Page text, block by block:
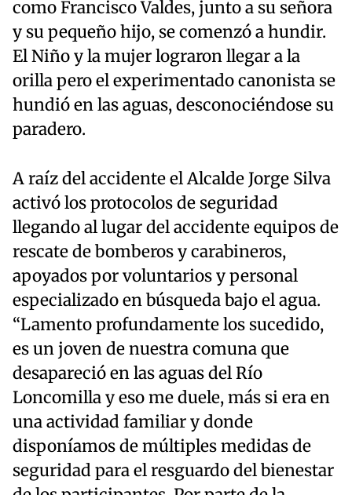
como Francisco Valdes, junto a su señora
y su pequeño hijo, se comenzó a hundir.
El Niño y la mujer lograron llegar a la
orilla pero el experimentado canonista se
hundió en las aguas, desconociéndose su
paradero.
A raíz del accidente el Alcalde Jorge Silva
activó los protocolos de seguridad
llegando al lugar del accidente equipos de
rescate de bomberos y carabineros,
apoyados por voluntarios y personal
especializado en búsqueda bajo el agua.
“Lamento profundamente los sucedido,
es un joven de nuestra comuna que
desapareció en las aguas del Río
Loncomilla y eso me duele, más si era en
una actividad familiar y donde
disponíamos de múltiples medidas de
seguridad para el resguardo del bienestar